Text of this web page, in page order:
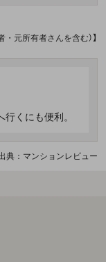
元所有者さんを含む）】
くにも便利。
典：マンションレビュー